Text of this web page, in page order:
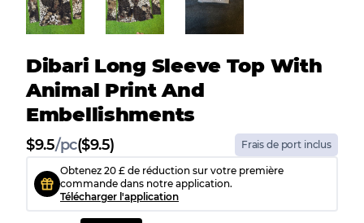
Dibari Long Sleeve Top With
Animal Print And
Embellishments
$9.5/pc($9.5) Frais de port inclus
Obtenez 20 £ de réduction sur votre première
commande dans notre application.
Télécharger l'application